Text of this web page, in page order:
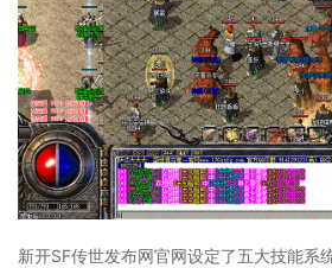
新开SF传世发布网官网设定了五大技能系